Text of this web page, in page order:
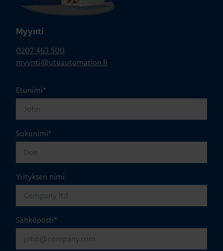
Myynti
0207 463 500
myynti@utuautomation.fi
Etunimi*
Sukunimi*
Yrityksen nimi
Sähköposti*